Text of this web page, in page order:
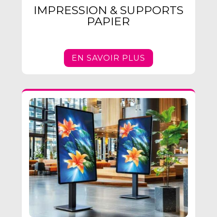
IMPRESSION & SUPPORTS
PAPIER
EN SAVOIR PLUS